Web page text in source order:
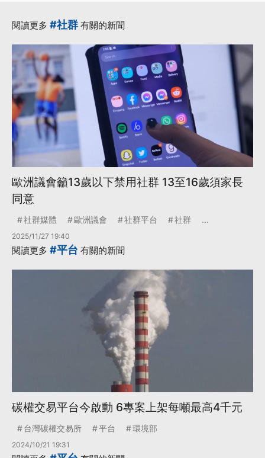
閱讀更多 #社群 有關的新聞
歐洲議會籲13歲以下禁用社群 13至16歲須家長
同意
社群媒體 歐洲議會 社群平台 社群 ...
2025/11/27 19:40
閱讀更多 #平台 有關的新聞
碳權交易平台今啟動 6專案上架每噸最高4千元
台灣碳權交易所 平台 環境部
2024/10/21 19:31